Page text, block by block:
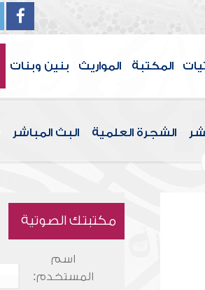
المكتبة المواريث بنين وبنات
الشجرة العلمية البث المباشر
مكتبتك الصوتية
اسم
المستخدم: